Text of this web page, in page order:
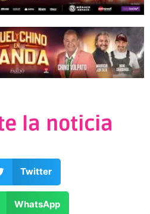
la noticia
Twitter
WhatsApp